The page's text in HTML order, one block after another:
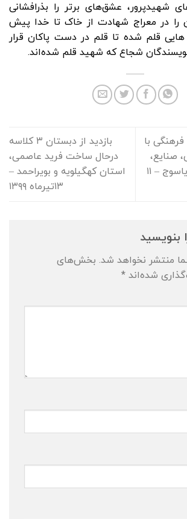
شهیدپرور، عشق‌های برتر را بذرافشانی
را در معراج شهادت از خاک تا خدا پیش
قلم شده تا قلم در دست پاکان قرار
شجاع که شهید قلم شده‌اند.
با
صنايع،
معادن و كشاورزی ياسوج – ۱۱
بازدید از دبستان ۳ کلاسه
درحال ساخت فرید عاصمی،
استان كهگيلويه و بويراحمد –
۱۳تیرماه ۱۳۹۹
بنویسید
منتشر نخواهد شد. بخش‌های
شده‌اند *